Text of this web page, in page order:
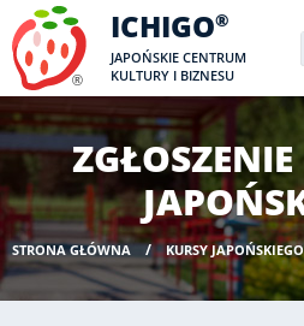
ICHIGO®
JAPOŃSKIE CENTRUM
KULTURY I BIZNESU
STRONA GŁÓWNA KURSY JAPOŃSKIEGO